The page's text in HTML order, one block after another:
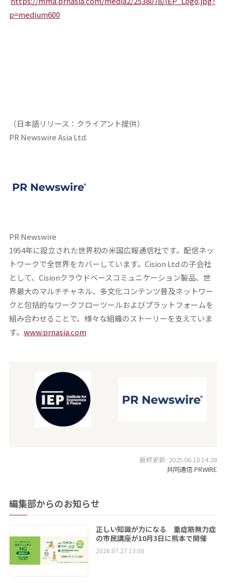
p=medium600
（日本語リリース：クライアント提供）
PR Newswire Asia Ltd.
PR Newswire
1954年に設立された世界初の米国広報通信社です。配信ネッ
トワークで全世界をカバーしています。Cision Ltd.の子会社
として、Cisionクラウドベースコミュニケーション製品、世
界最大のマルチチャネル、多文化コンテンツ普及ネットワー
クと包括的なワークフローツールおよびプラットフォームを
組み合わせることで、様々な組織のストーリーを支えていま
す。 www.prnasia.com
最終更新: 2025.06.18 14:28
共同通信 PRWIRE
編集部からのお知らせ
正しい知識が力になる 重症筋無力症
の市民講座が10月3日に熊本で開催
2026.07.27 13:00